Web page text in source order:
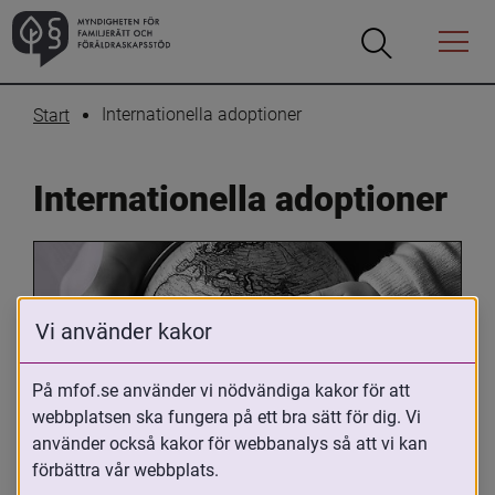
Öppna
Öppna
Menyn
Start Internationella adoptioner
Internationella adoptioner
Oavsett om du är adopterad,
adoptivförälder eller arbetar med
Vi använder kakor
På mfof.se använder vi nödvändiga kakor för att
webbplatsen ska fungera på ett bra sätt för dig. Vi
använder också kakor för webbanalys så att vi kan
förbättra vår webbplats.